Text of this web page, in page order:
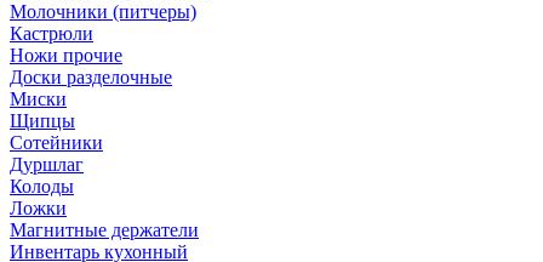
Молочники (питчеры)
Кастрюли
Ножи прочие
Доски разделочные
Миски
Щипцы
Сотейники
Дуршлаг
Колоды
Ложки
Магнитные держатели
Инвентарь кухонный